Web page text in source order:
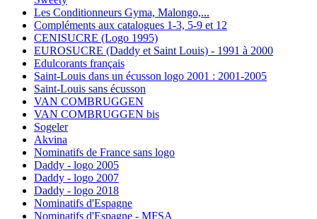
Les Conditionneurs Gyma, Malongo,...
Compléments aux catalogues 1-3, 5-9 et 12
CENISUCRE (Logo 1995)
EUROSUCRE (Daddy et Saint Louis) - 1991 à 2000
Edulcorants français
Saint-Louis dans un écusson logo 2001 : 2001-2005
Saint-Louis sans écusson
VAN COMBRUGGEN
VAN COMBRUGGEN bis
Sogeler
Akvina
Nominatifs de France sans logo
Daddy - logo 2005
Daddy - logo 2007
Daddy - logo 2018
Nominatifs d'Espagne
Nominatifs d'Espagne - MFSA